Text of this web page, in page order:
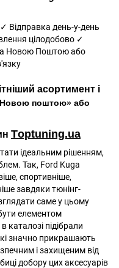
Відправка день-у-день
цілодобово ✓
Новою Поштою або
асортимент і
поштою» або
Тoptuning.ua
ідеальним рішенням,
Так, Ford Kuga
спортивніше,
завдяки тюнінг-
саме у цьому
елементом
каталозі підібрали
значно прикрашають
і захищеним від
добору цих аксесуарів